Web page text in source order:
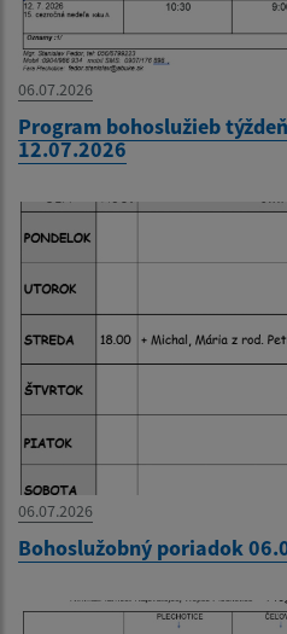
06.07.2026
Program bohoslužieb
12.07.2026
06.07.2026
Bohoslužobný poriadok